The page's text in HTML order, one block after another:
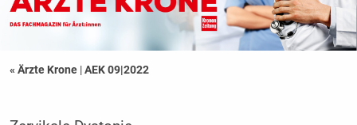
« Ärzte Krone |AEK 09|2022